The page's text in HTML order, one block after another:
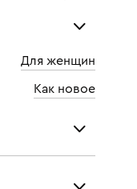
1 шт
0,05
Для женщин
Как новое